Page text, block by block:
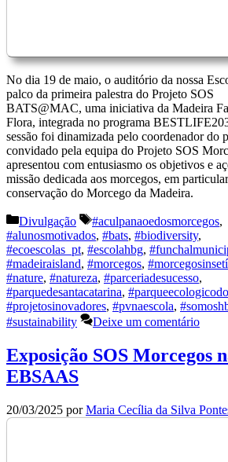
No dia 19 de maio, o auditório da nossa
palco da primeira palestra do Projeto SOS
BATS@MAC, uma iniciativa da Madeira
Flora, integrada no programa
sessão foi dinamizada pelo coordenador do
convidado pela equipa do Projeto SOS
apresentou com entusiasmo os objetivos e
missão dedicada aos morcegos, em
conservação do Morcego da Madeira.
Categorias
Divulgação Etiquetas
#aculpanaoedosmorcegos,
#alunosmotivados, #bats, #biodiversity,
#ecoescolas_pt, #escolahbg,
#madeiraisland, #morcegos,
#nature, #natureza, #parceriadesucesso,
#parquedesantacatarina,
#projetosinovadores, #pvnaescola,
#sustainability
Deixe um comentário
Exposição SOS Morcegos
EBSAAS
20/03/2025 porMaria Cecília da Silva